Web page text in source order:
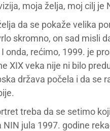
moja želja, moj cilj je
da se pokaže velika
skromno, on sad misli
onda, rećimo, 1999. je
XIX veka nije ni bilo
država počela i da se
treba da se setimo
jula 1997. godine